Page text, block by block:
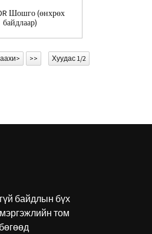
Шошго (өнхрөх
байдлаар)
>> Хуудас 1/2
байдлын бүх
том